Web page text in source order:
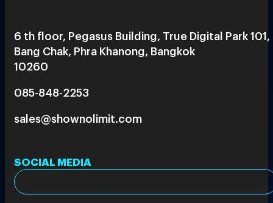
6 th floor, Pegasus Building, True Digital Park 101,
Bang Chak, Phra Khanong, Bangkok
10260
085-848-2253
sales@shownolimit.com
SOCIAL MEDIA